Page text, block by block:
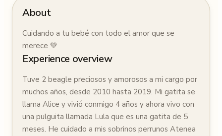
About
Cuidando a tu bebé con todo el amor que se
merece 💚
Experience overview
Tuve 2 beagle preciosos y amorosos a mi cargo por
muchos años, desde 2010 hasta 2019. Mi gatita se
llama Alice y vivió conmigo 4 años y ahora vivo con
una pulguita llamada Lula que es una gatita de 5
meses. He cuidado a mis sobrinos perrunos Atenea